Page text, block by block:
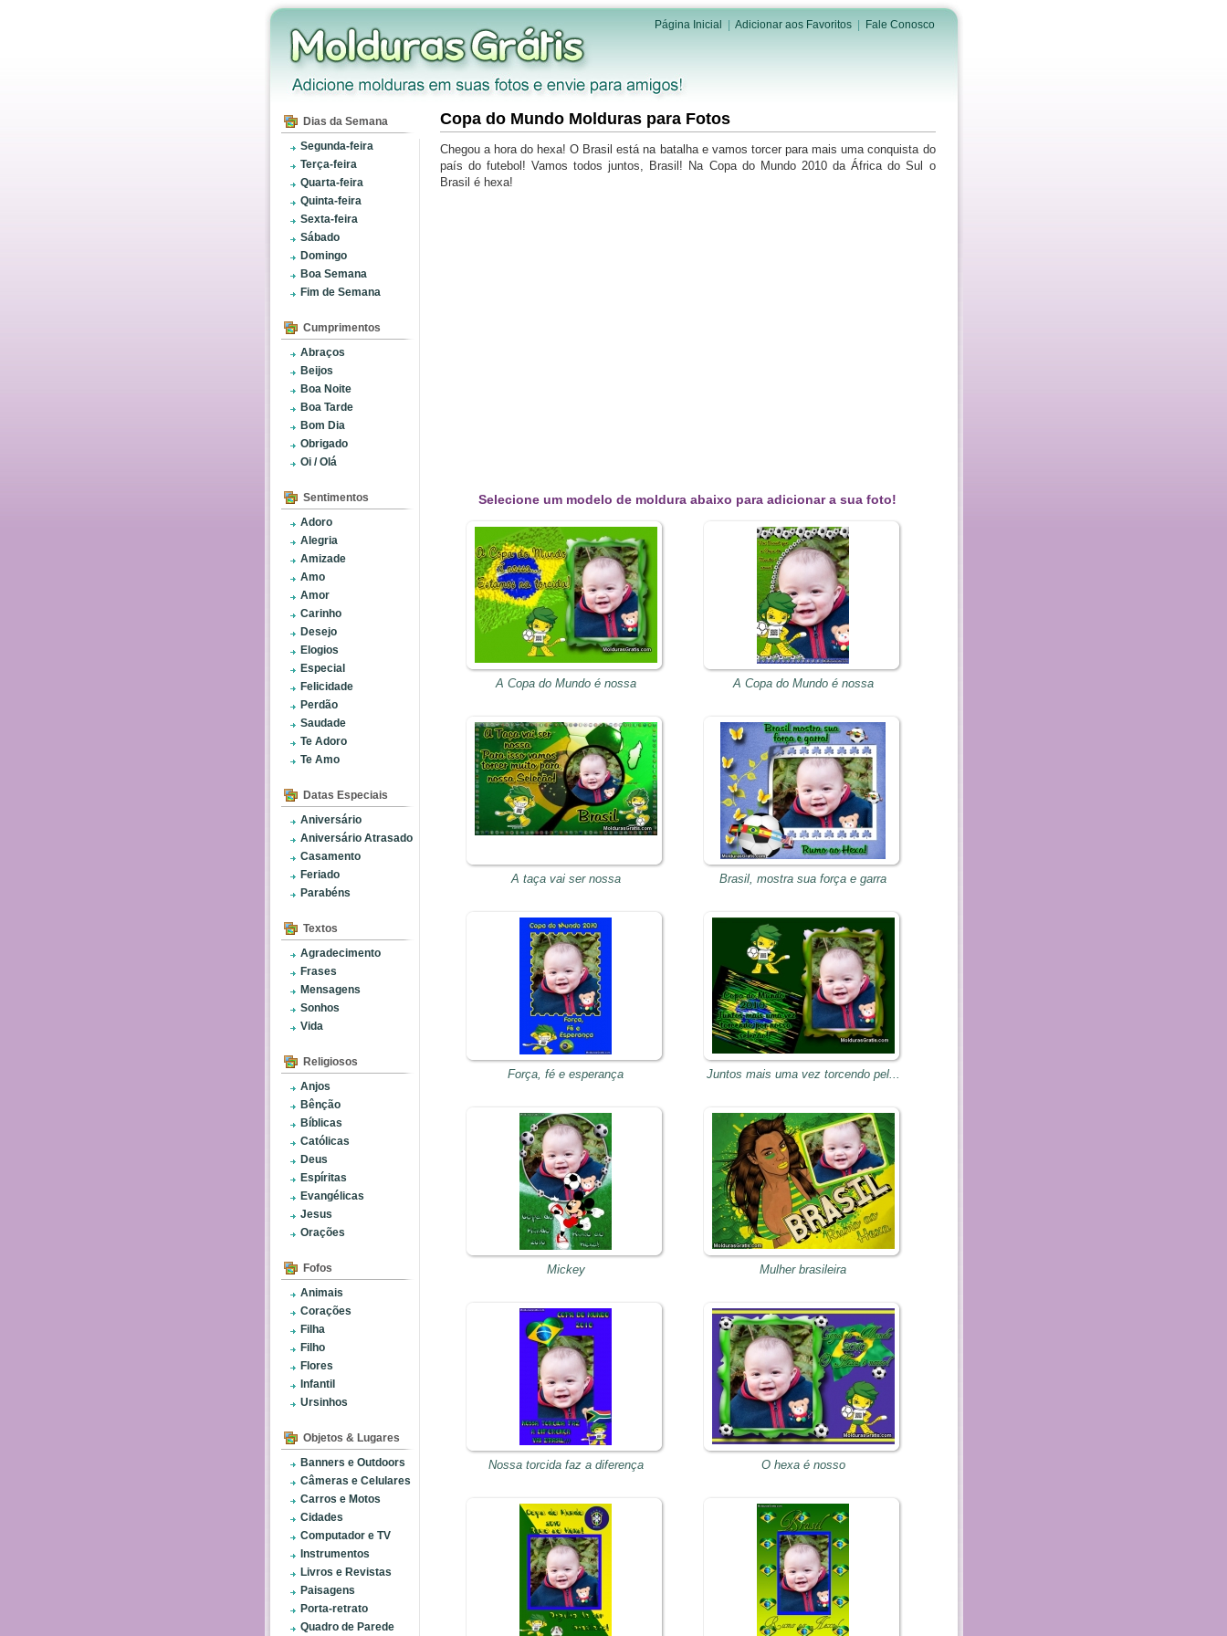
Página Inicial Adicionar aos Favoritos| Fale Conosco
Dias da Semana
Segunda-feira
Terça-feira
Quarta-feira
Quinta-feira
Sexta-feira
Sábado
Domingo
Boa Semana
Fim de Semana
Cumprimentos
Abraços
Beijos
Boa Noite
Boa Tarde
Bom Dia
Obrigado
Oi / Olá
Sentimentos
Adoro
Alegria
Amizade
Amo
Amor
Carinho
Desejo
Elogios
Especial
Felicidade
Perdão
Saudade
Te Adoro
Te Amo
Datas Especiais
Aniversário
Aniversário Atrasado
Casamento
Feriado
Parabéns
Textos
Agradecimento
Frases
Mensagens
Sonhos
Vida
Religiosos
Anjos
Bênção
Bíblicas
Católicas
Deus
Espíritas
Evangélicas
Jesus
Orações
Fofos
Animais
Corações
Filha
Filho
Flores
Infantil
Ursinhos
Objetos & Lugares
Banners e Outdoors
Câmeras e Celulares
Carros e Motos
Cidades
Computador e TV
Instrumentos
Livros e Revistas
Paisagens
Porta-retrato
Quadro de Parede
Copa do Mundo Molduras para Fotos
Chegou a hora do hexa! O Brasil está na batalha e vamos torcer para mais uma conquista do
país do futebol! Vamos todos juntos, Brasil! Na Copa do Mundo 2010 da África do Sul o
Brasil é hexa!
Selecione um modelo de moldura abaixo para adicionar a sua foto!
A Copa do Mundo é nossa A Copa do Mundo é nossa
A taça vai ser nossa Brasil, mostra sua força e garra
Força, fé e esperança Juntos mais uma vez torcendo pel...
Mickey Mulher brasileira
Nossa torcida faz a diferença O hexa é nosso